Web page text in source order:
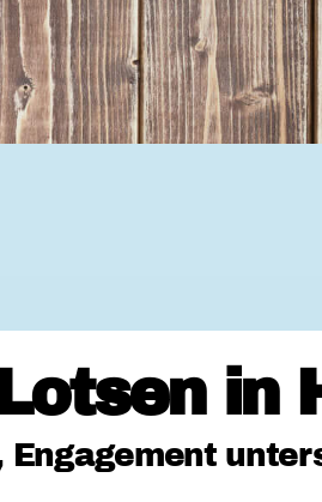
Zeig uns dein
Wettbewerb |
Wettbewerb | 80 Jahre
8 Vereine x 80 Jahre x
Crowdfunding - Viele
Ehrentag
Freiwilligenmanagement
Hessen engagiert - Digitale
Kompetenznachweis Hessen
Zeugnisbeiblatt
in